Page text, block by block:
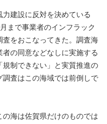
建設に反対を決めている
まで事業者のインフラック
をおこなってきた。調査海
の同意などなしに実施する
制できない」と実質推進の
査はこの海域では前倒しで
海は佐賀県だけのものでは